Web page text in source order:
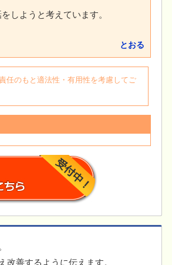
しようと考えています。
とおる
任のもと適法性・有用性を考慮してご
改善するように伝えます。